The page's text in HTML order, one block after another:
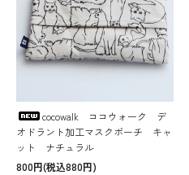
cocowalk ココウォーク デ
オドラント加工マスクポーチ キャ
ット ナチュラル
800円(税込880円)